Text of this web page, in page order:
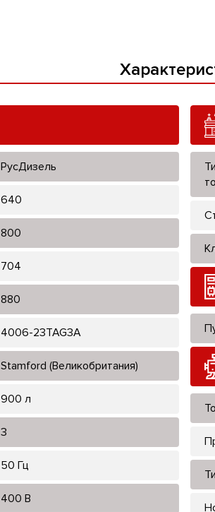
РусДизель
640
800
704
880
4006-23TAG3A
Stamford (Великобритания)
900 л
3
50 Гц
400 В